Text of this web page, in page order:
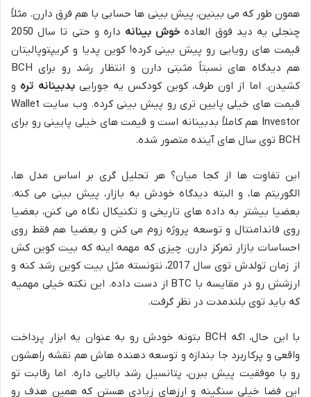
همون طور که می بینین، پیش بینی ها حسابی با هم فرق دارن. مثلاً
چنجلی یه دید فوق العاده خوش بینانه
داره و حتی تا سال 2050
قیمت های رویایی رو پیش بینی کرده! کوین پدیا و کریپتوپالیتان
هم دیدگاه های نسبتاً مثبتی دارن و انتظار رشد رو برای BCH
کشیدن. اما از اون طرف، کوین کودکس یه جوراییبدبینانه ترهو
قیمت های خیلی پایین تری رو پیش بینی کرده. وب سایت Wallet
Investor هم کاملاً بدبینانه است و قیمت های خیلی پایینی رو برای
BCH توی سال های آینده متصور شده.
این تفاوت ها از کجا میان؟ هر تحلیل گری بر اساس مدل ها،
الگوریتم ها، و البته دیدگاه خودش به بازار، پیش بینی می کنه.
بعضیا بیشتر به داده های تاریخی و تکنیکال نگاه می کنن، بعضیا
روی فاندامنتال و توسعه پروژه زوم می کنن و بعضیا هم فقط روی
احساسات بازار تمرکز دارن. چیزی که مهمه اینه که بیت کوین کش
از زمان تولدش توی سال 2017، نتونسته مثل بیت کوین رشد کنه و
ارزشش رو در مقایسه با BTC از دست داده. این نکته خیلی مهمیه
که باید توی بلندمدت در نظر گرفت.
با این حال، اگه BCH بتونه خودش رو به عنوان یه ابزار پرداخت
واقعی و پرکاربرد جا بندازه و توسعه دهنده هاش هم نقشه راهشون
رو با موفقیت پیش ببرن، پتانسیل رشد بالایی داره. اما رقابت تو
این فضا خیلی سنگینه و ارزهای زیادی هستن که همین هدف رو